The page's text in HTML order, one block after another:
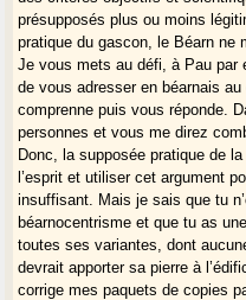
présupposés plus ou moins
pratique du gascon, le Béarn ne
Je vous mets au défi, à Pau par
de vous adresser en béarnais au
comprenne puis vous réponde.
personnes et vous me direz
Donc, la supposée pratique de
l’esprit et utiliser cet argument
insuffisant. Mais je sais que tu
béarnocentrisme et que tu as
toutes ses variantes, dont
devrait apporter sa pierre à
corrige mes paquets de copies